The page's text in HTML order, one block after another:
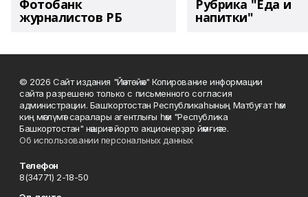
Фотобанк
журналистов РБ
Рубрика "Еда и
напитки"
© 2026 Сайт издания "Йәнтөйәк" Копирование информации
сайта разрешено только с письменного согласия
администрации. Башҡортостан Республикаһының Матбуғат һәм
киң мәғлүмәт саралары агентлығы һәм "Республика
Башкортостан" нәшриәт йорто акционерҙар йәмғиәте.
Об использовании персональных данных
Телефон
8(34771) 2-18-50